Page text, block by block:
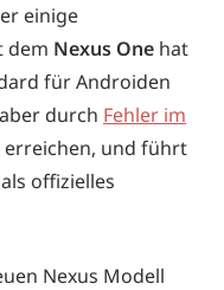
einige
dem Nexus One hat
für Androiden
durch Fehler im
erreichen, und führt
offizielles
Nexus Modell